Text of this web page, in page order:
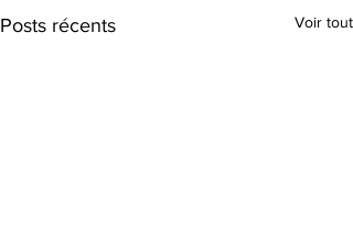
Posts récents Voir tout